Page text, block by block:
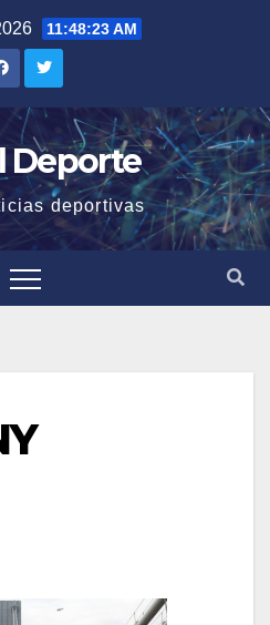
11:48:23 AM
Deporte
deportivas